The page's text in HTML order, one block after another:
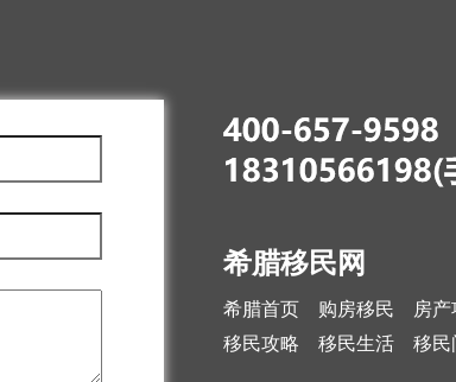
希腊移民网
希腊首页 购房移民 房产
移民攻略
移民生活 移